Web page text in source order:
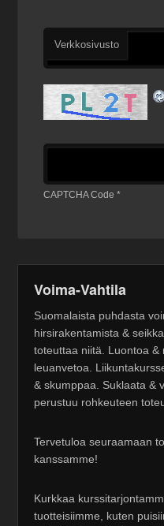
Verkkosivusto
CAPTCHA Code *
Voima-Vahtila
Suomalaista puhdasta
hirsirakentamista &
toteuttaa niitä. Luontoa &
leuanvetoa.
& skumppaa. Suklaata &
perustuu rohkeuteen
Tervetuloa seuraamaan
kanssamme!
Kurkkaa
tuotteisiimme, kuten